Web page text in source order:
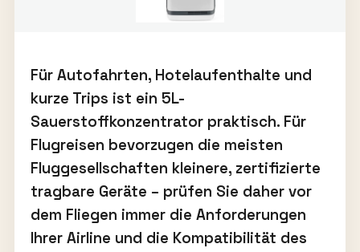
Für Autofahrten, Hotelaufenthalte und
kurze Trips ist ein 5L-
Sauerstoffkonzentrator praktisch. Für
Flugreisen bevorzugen die meisten
Fluggesellschaften kleinere, zertifizierte
tragbare Geräte – prüfen Sie daher vor
dem Fliegen immer die Anforderungen
Ihrer Airline und die Kompatibilität des